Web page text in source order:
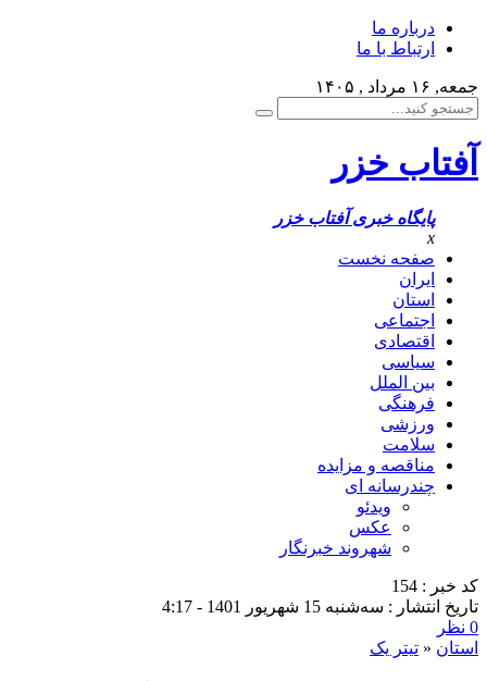
درباره ما
ارتباط با ما
جمعه, ۱۶ مرداد , ۱۴۰۵
آفتاب خزر
پایگاه خبری آفتاب خزر
x
صفحه نخست
ایران
استان
اجتماعی
اقتصادی
سیاسی
بین الملل
فرهنگی
ورزشی
سلامت
مناقصه و مزایده
چندرسانه ای
ویدئو
عکس
شهروند خبرنگار
کد خبر : 154
تاریخ انتشار : سه‌شنبه 15 شهریور 1401 - 4:17
0 نظر
استان « تیتر یک